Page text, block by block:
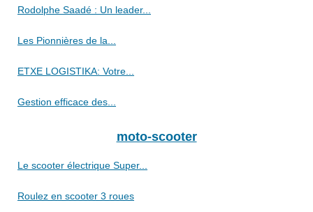
Rodolphe Saadé : Un leader...
Les Pionnières de la...
ETXE LOGISTIKA: Votre...
Gestion efficace des...
moto-scooter
Le scooter électrique Super...
Roulez en scooter 3 roues